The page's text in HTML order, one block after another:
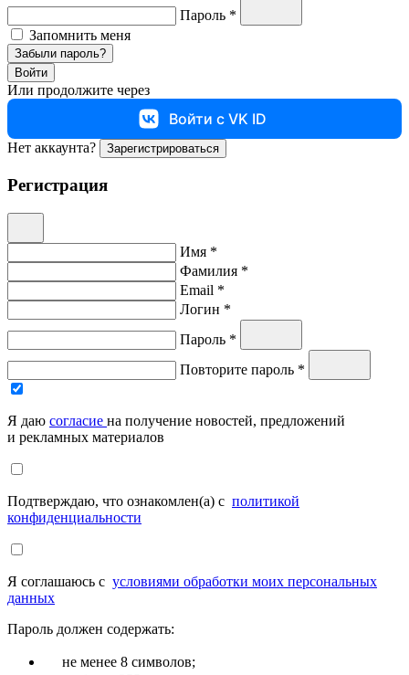
Пароль *
Запомнить меня
Забыли пароль?
Войти
Или продолжите через
Войти с VK ID
Нет аккаунта? Зарегистрироваться
Регистрация
Имя *
Фамилия *
Email *
Логин *
Пароль *
Повторите пароль *
Я даю согласие на получение новостей, предложений
и рекламных материалов
Подтверждаю, что ознакомлен(а) с политикой
конфиденциальности
Я соглашаюсь с условиями обработки моих персональных
данных
Пароль должен содержать:
не менее 8 символов;